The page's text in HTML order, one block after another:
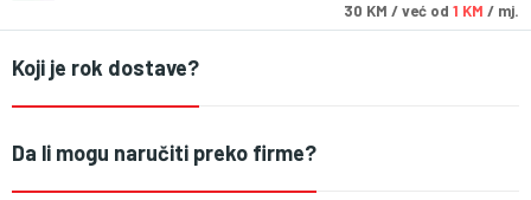
30 KM / već od 1 KM / mj.
Koji je rok dostave?
Da li mogu naručiti preko firme?